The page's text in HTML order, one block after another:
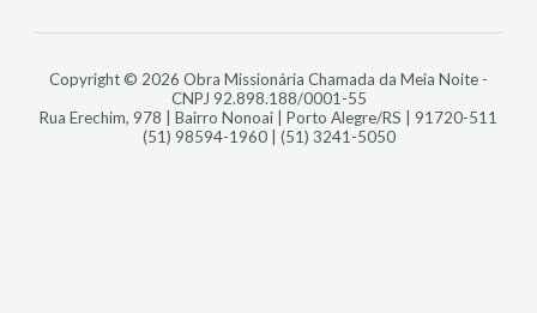
Copyright © 2026 Obra Missionária Chamada da Meia Noite -
CNPJ 92.898.188/0001-55
Rua Erechim, 978 | Bairro Nonoai | Porto Alegre/RS | 91720-511
(51) 98594-1960 | (51) 3241-5050